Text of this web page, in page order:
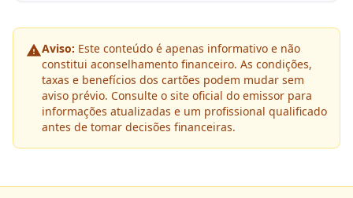
Aviso: Este conteúdo é apenas informativo e não
constitui aconselhamento financeiro. As condições,
taxas e benefícios dos cartões podem mudar sem
aviso prévio. Consulte o site oficial do emissor para
informações atualizadas e um profissional qualificado
antes de tomar decisões financeiras.